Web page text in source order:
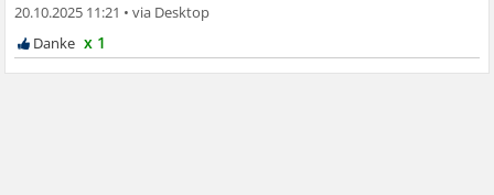
20.10.2025 11:21 •
x 1